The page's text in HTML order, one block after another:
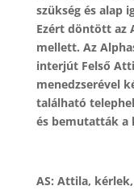
szükség és alap
Ezért döntött az
mellett. Az
interjút Felső
menedzserével
található
és bemutatták a
AS: Attila,